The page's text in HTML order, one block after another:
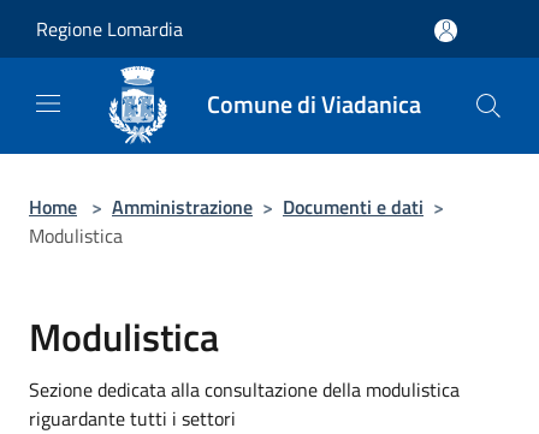
Regione Lomardia
Comune di Viadanica
Home > Amministrazione > Documenti e dati >
Modulistica
Modulistica
Sezione dedicata alla consultazione della modulistica
riguardante tutti i settori